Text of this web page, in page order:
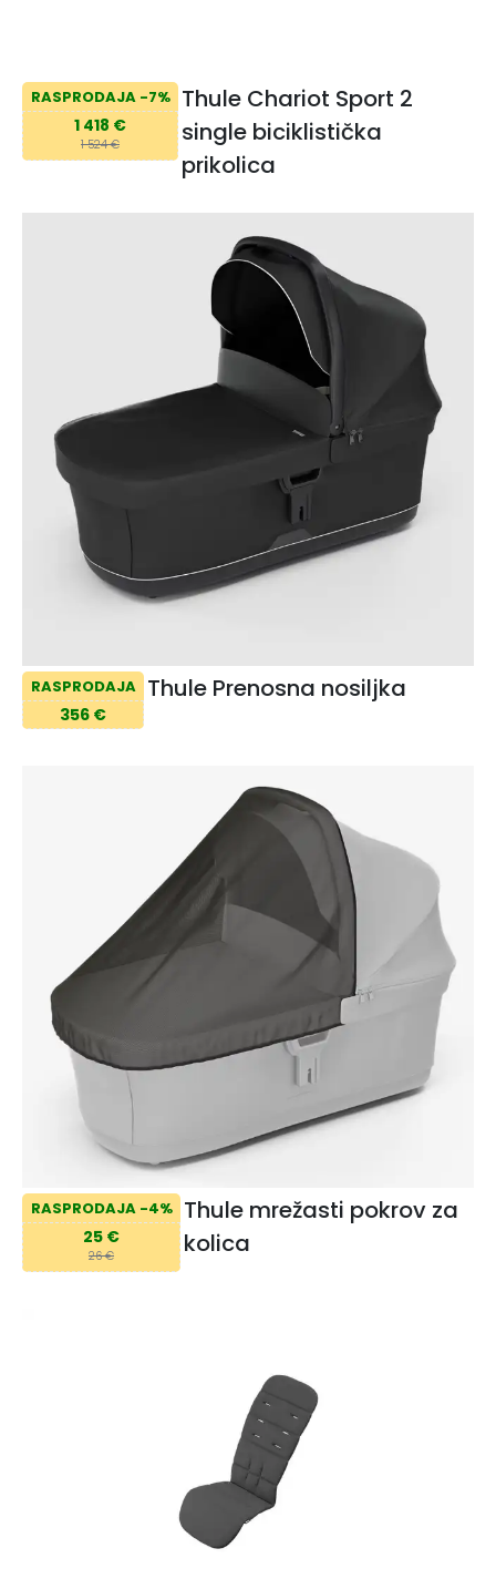
RASPRODAJA -7%
1 418 €
1 524 €
Thule Chariot Sport 2
single biciklistička
prikolica
RASPRODAJA
356 €
Thule Prenosna nosiljka
RASPRODAJA -4%
25 €
26 €
Thule mrežasti pokrov za
kolica